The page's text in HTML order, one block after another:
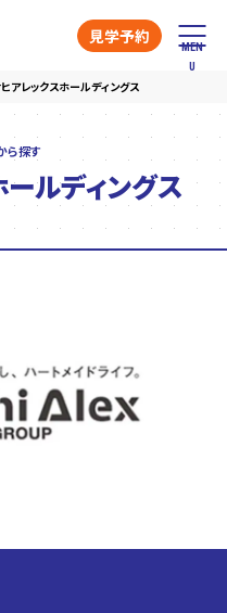
見学予約
アレックスホールディングス
ら探す
ルディングス